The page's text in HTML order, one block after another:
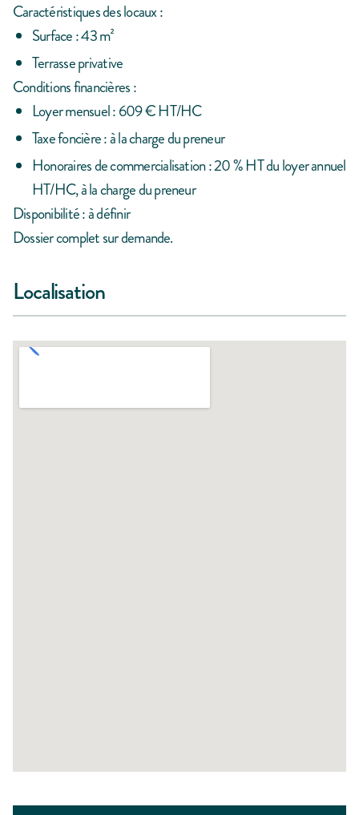
Caractéristiques des locaux :
Surface : 43 m²
Terrasse privative
Conditions financières :
Loyer mensuel : 609 € HT/HC
Taxe foncière : à la charge du preneur
Honoraires de commercialisation : 20 % HT du loyer annuel
HT/HC, à la charge du preneur
Disponibilité : à définir
Dossier complet sur demande.
Localisation